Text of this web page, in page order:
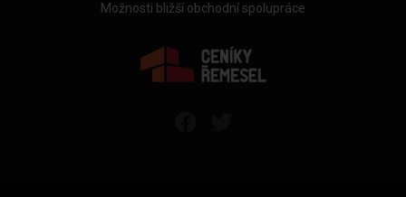
Možnosti bližší obchodní spolupráce